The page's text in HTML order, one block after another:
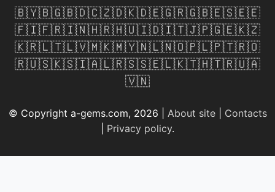
🇧🇾🇧🇬🇧🇩🇨🇿🇩🇰🇩🇪🇬🇷🇬🇧🇪🇸🇪🇪
🇫🇮🇫🇷🇮🇳🇭🇷🇭🇺🇮🇩🇮🇹🇯🇵🇬🇪🇰🇿
🇰🇷🇱🇹🇱🇻🇲🇰🇲🇾🇳🇱🇳🇴🇵🇱🇵🇹🇷🇴
🇷🇺🇸🇰🇸🇮🇦🇱🇷🇸🇸🇪🇱🇰🇹🇭🇹🇷🇺🇦
🇻🇳
© Copyright a-gems.com, 2026 | About site| Contacts
Privacy policy.